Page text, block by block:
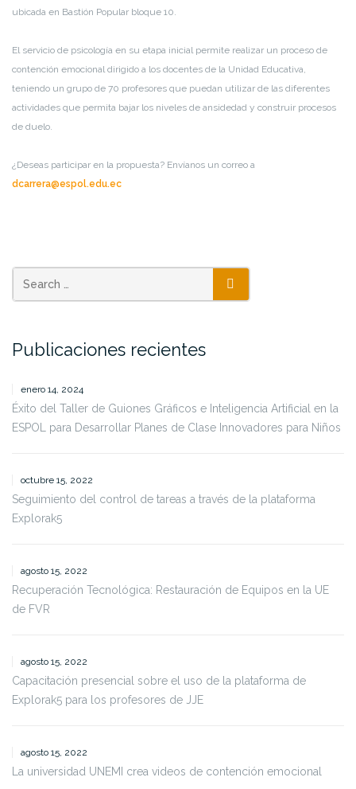
ubicada en Bastión Popular bloque 10.
El servicio de psicología en su etapa inicial permite realizar un proceso de
contención emocional dirigido a los docentes de la Unidad Educativa,
teniendo un grupo de 70 profesores que puedan utilizar de las diferentes
actividades que permita bajar los niveles de ansidedad y construir procesos
de duelo.
¿Deseas participar en la propuesta? Envíanos un correo a
dcarrera@espol.edu.ec
SEARCH
Publicaciones recientes
enero 14, 2024
Éxito del Taller de Guiones Gráficos e Inteligencia Artificial en la
ESPOL para Desarrollar Planes de Clase Innovadores para Niños
octubre 15, 2022
Seguimiento del control de tareas a través de la plataforma
Explorak5
agosto 15, 2022
Recuperación Tecnológica: Restauración de Equipos en la UE
de FVR
agosto 15, 2022
Capacitación presencial sobre el uso de la plataforma de
Explorak5 para los profesores de JJE
agosto 15, 2022
La universidad UNEMI crea videos de contención emocional